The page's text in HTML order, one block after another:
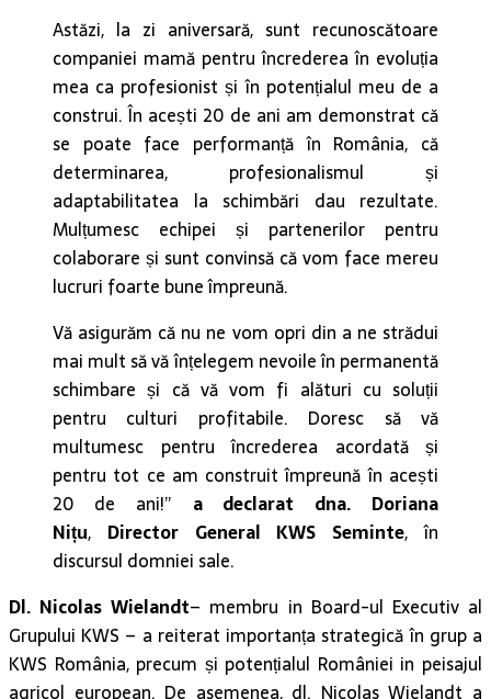
Astăzi, la zi aniversară, sunt recunoscătoare
companiei mamă pentru încrederea în evoluția
mea ca profesionist și în potențialul meu de a
construi. În acești 20 de ani am demonstrat că
se poate face performanță în România, că
determinarea, profesionalismul și
adaptabilitatea la schimbări dau rezultate.
Mulțumesc echipei și partenerilor pentru
colaborare și sunt convinsă că vom face mereu
lucruri foarte bune împreună.
Vă asigurăm că nu ne vom opri din a ne strădui
mai mult să vă înțelegem nevoile în permanentă
schimbare și că vă vom fi alături cu soluții
pentru culturi profitabile. Doresc să vă
multumesc pentru încrederea acordată și
pentru tot ce am construit împreună în acești
20 de ani!” a declarat dna. Doriana
Nițu, Director General KWS Seminte, în
discursul domniei sale.
Dl. Nicolas Wielandt– membru in Board-ul Executiv al
Grupului KWS – a reiterat importanța strategică în grup a
KWS România, precum și potențialul României in peisajul
agricol european. De asemenea, dl. Nicolas Wielandt a